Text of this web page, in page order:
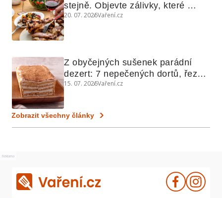
stejně. Objevte zálivky, které
využijete i na maso, nudle nebo
20. 07. 2026Vaření.cz
Z obyčejných sušenek parádní
dezert: 7 nepečených dortů, řezů
a koláčů
15. 07. 2026Vaření.cz
Zobrazit všechny články
Reklama